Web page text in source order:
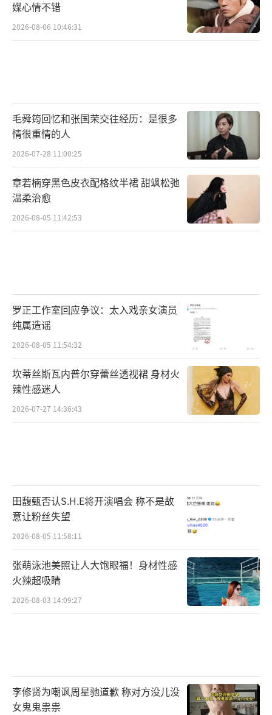
媒心情不错
2026-08-06 10:46:31
毛舜筠回忆和张国荣交往经历：是很多
情很重情的人
2026-07-28 11:00:25
章若楠穿黑色皮衣配格纹半裙 甜飒松弛
温柔治愈
2026-08-05 11:42:53
罗正工作室回应争议：太入戏亲女演员
纯属造谣
2026-08-05 11:54:32
坎蒂丝斯瓦内普尔穿蕾丝透视裙 身材火
辣性感迷人
2026-07-27 14:36:43
田馥甄否认S.H.E将开演唱会 称不是故
意让粉丝失望
2026-08-05 11:58:11
张萌泳池美照让人大饱眼福！身材性感
火辣超吸睛
2026-08-03 14:09:27
李修贤为嘲讽周星驰道歉 称对方没儿没
女鬼鬼祟祟